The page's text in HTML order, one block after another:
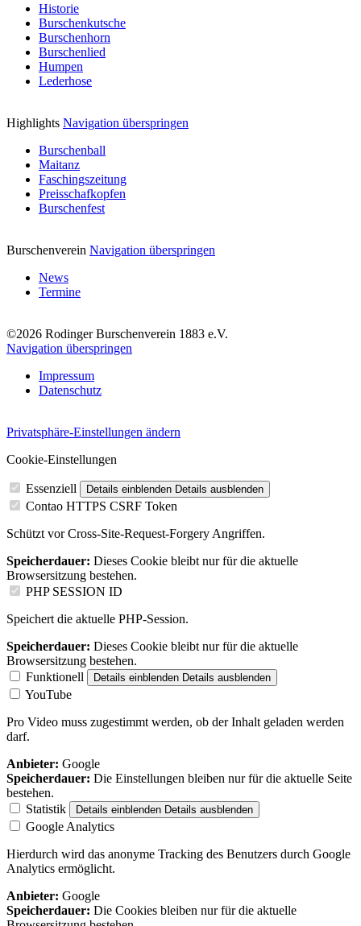
Historie
Burschenkutsche
Burschenhorn
Burschenlied
Humpen
Lederhose
Highlights Navigation überspringen
Burschenball
Maitanz
Faschingszeitung
Preisschafkopfen
Burschenfest
Burschenverein Navigation überspringen
News
Termine
©2026 Rodinger Burschenverein 1883 e.V.
Navigation überspringen
Impressum
Datenschutz
Privatsphäre-Einstellungen ändern
Cookie-Einstellungen
Essenziell Details einblenden Details ausblenden
Contao HTTPS CSRF Token
Schützt vor Cross-Site-Request-Forgery Angriffen.
Speicherdauer: Dieses Cookie bleibt nur für die aktuelle
Browsersitzung bestehen.
PHP SESSION ID
Speichert die aktuelle PHP-Session.
Speicherdauer: Dieses Cookie bleibt nur für die aktuelle
Browsersitzung bestehen.
Funktionell
Details einblenden Details ausblenden
YouTube
Pro Video muss zugestimmt werden, ob der Inhalt geladen werden
darf.
Anbieter: Google
Speicherdauer: Die Einstellungen bleiben nur für die aktuelle Seite
bestehen.
Statistik
Details einblenden Details ausblenden
Google Analytics
Hierdurch wird das anonyme Tracking des Benutzers durch Google
Analytics ermöglicht.
Anbieter: Google
Speicherdauer: Die Cookies bleiben nur für die aktuelle